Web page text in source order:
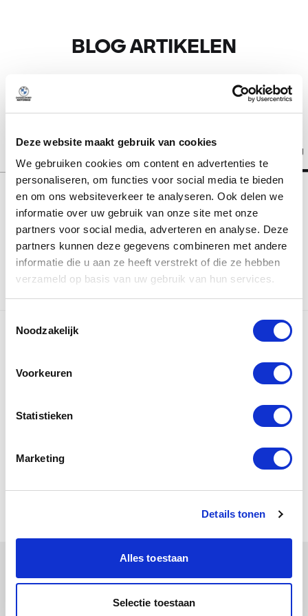
Deze website maakt gebruik van cookies
We gebruiken cookies om content en advertenties te
personaliseren, om functies voor social media te bieden
en om ons websiteverkeer te analyseren. Ook delen we
informatie over uw gebruik van onze site met onze
partners voor social media, adverteren en analyse. Deze
partners kunnen deze gegevens combineren met andere
informatie die u aan ze heeft verstrekt of die ze hebben
verzameld op basis van uw gebruik van hun services.
Noodzakelijk
Voorkeuren
Statistieken
Marketing
Details tonen
Alles toestaan
Selectie toestaan
BLOG ARTIKELEN
Alle thema's Nieuws Events Blog
Er zijn geen media-artikelen gevonden
Vestiging
Blijf op de hoogte
Ontvang als eerste het laatste nieuws, updates, acties